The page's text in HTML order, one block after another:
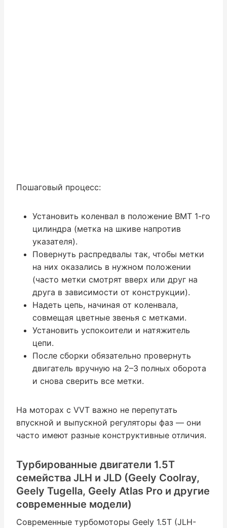
Пошаговый процесс:
Установить коленвал в положение ВМТ 1-го
цилиндра (метка на шкиве напротив
указателя).
Повернуть распредвалы так, чтобы метки
на них оказались в нужном положении
(часто метки смотрят вверх или друг на
друга в зависимости от конструкции).
Надеть цепь, начиная от коленвала,
совмещая цветные звенья с метками.
Установить успокоители и натяжитель
цепи.
После сборки обязательно провернуть
двигатель вручную на 2–3 полных оборота
и снова сверить все метки.
На моторах с VVT важно не перепутать
впускной и выпускной регуляторы фаз — они
часто имеют разные конструктивные отличия.
Турбированные двигатели 1.5T
семейства JLH и JLD (Geely Coolray,
Geely Tugella, Geely Atlas Pro и другие
современные модели)
Современные турбомоторы Geely 1.5T (JLH-